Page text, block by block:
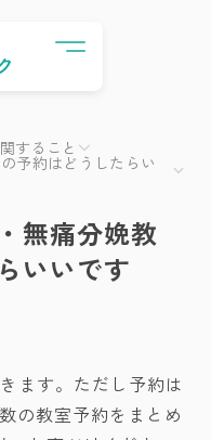
すること
予約はどうしたらい
無痛分娩教
いいです
ます。ただし予約は
の教室予約をまとめ